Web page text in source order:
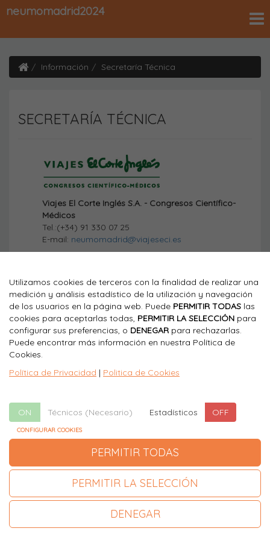
neumomadrid2024
Información Secretaría Técnica
SECRETARÍA TÉCNICA
Viajes El Corte Inglés S.A. - Congresos Científico-
Médicos
Tel.:(+34) 91 330 07 25
E-mail: neumomadrid@viajeseci.es
Viajes El Corte Inglés
Secretaría Técnica
Congresos Médicos Científico
91 330 07 25
neumomadrid@viajeseci.es
Cookies
Aviso Legal
Utilizamos cookies de terceros con la finalidad de realizar una
medición y análisis estadístico de la utilización y navegación
de los usuarios en la página web. Puede PERMITIR TODAS las
cookies para aceptarlas todas, PERMITIR LA SELECCIÓN para
configurar sus preferencias, o DENEGAR para rechazarlas.
Puede encontrar más información en nuestra Política de
Cookies.
Política de Privacidad | Politica de Cookies
ON Técnicos (Necesario) OFF
ON Estadísticos OFF
CONFIGURAR COOKIES
PERMITIR TODAS
PERMITIR LA SELECCIÓN
DENEGAR